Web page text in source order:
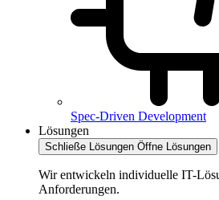
Spec-Driven Development
Lösungen
Schließe Lösungen Öffne Lösungen
Wir entwickeln individuelle IT-
Anforderungen.